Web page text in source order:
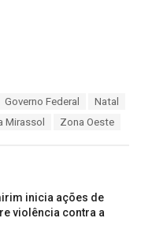
Governo Federal
Natal
Mirassol Zona Oeste
inicia ações de
violência contra a